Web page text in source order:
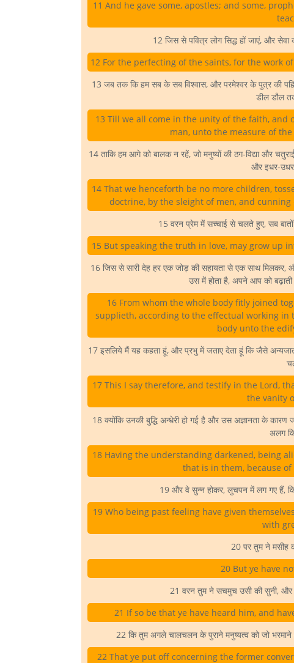
11 And he gave some, apostles; and some,
12 जिस से पवित्र लोग सिद्ध हों जाएं, और सेवा
12 For the perfecting of the saints, for the work
13 जब तक कि हम सब के सब विश्वास, और परमेश्वर के पुत्र की
डील डौल
13 Till we all come in the unity of the faith, and
man, unto the measure of
14 ताकि हम आगे को बालक न रहें, जो मनुष्यों की ठग-विद्या और
और इधर-उधर
14 That we henceforth be no more children,
doctrine, by the sleight of men, and
15 वरन प्रेम में सच्चाई से चलते हुए, सब
15 But speaking the truth in love, may grow up
16 जिस से सारी देह हर एक जोड़ की सहायता से एक साथ
उस में होता है, अपने आप को
16 From whom the whole body fitly joined
supplieth, according to the effectual working in
body unto the
17 इसलिये मैं यह कहता हूं, और प्रभु में जताए देता हूं कि जैसे
17 This I say therefore, and testify in the Lord,
the vanity
18 क्योंकि उनकी बुद्धि अन्धेरी हो गई है और उस अज्ञानता के
अलग
18 Having the understanding darkened, being
that is in them, because
19 और वे सुन्न होकर, लुचपन में लग गए हैं,
19 Who being past feeling have given
with
20 पर तुम ने मसीह
20 But ye have
21 वरन तुम ने सचमुच उसी की सुनी, और
21 If so be that ye have heard him, and
22 कि तुम अगले चालचलन के पुराने मनुष्यत्व को जो भरमाने
22 That ye put off concerning the former